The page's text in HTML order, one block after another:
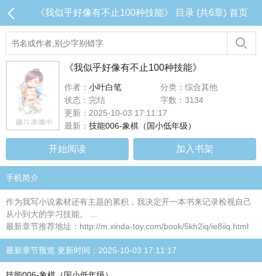
《我似乎好像有不止100种技能》 目录 (共6章) 首页
《我似乎好像有不止100种技能》
作者： 小叶白笔
分类：综合其他
状态：完结
字数：3134
更新：2025-10-03 17:11:17
最新： 技能006-象棋（国小低年级）
开始阅读 加入书架
手机简介
作为我写小说素材还有主题的累积，我决定开一本书来记录检视自己
从小到大的学习技能。 ...
最新章节推荐地址：http://m.xinda-toy.com/book/5kh2iq/ie8iiq.html
最新章节预览 更新时间：2025-10-03 17:11:17